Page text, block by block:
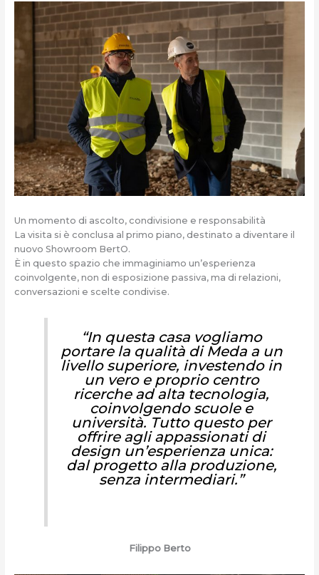
Un momento di ascolto, condivisione e responsabilità
La visita si è conclusa al primo piano, destinato a diventare il
nuovo Showroom BertO.
È in questo spazio che immaginiamo un’esperienza
coinvolgente, non di esposizione passiva, ma di relazioni,
conversazioni e scelte condivise.
“In questa casa vogliamo
portare la qualità di Meda a un
livello superiore, investendo in
un vero e proprio centro
ricerche ad alta tecnologia,
coinvolgendo scuole e
università. Tutto questo per
offrire agli appassionati di
design un’esperienza unica:
dal progetto alla produzione,
senza intermediari.”
Filippo Berto